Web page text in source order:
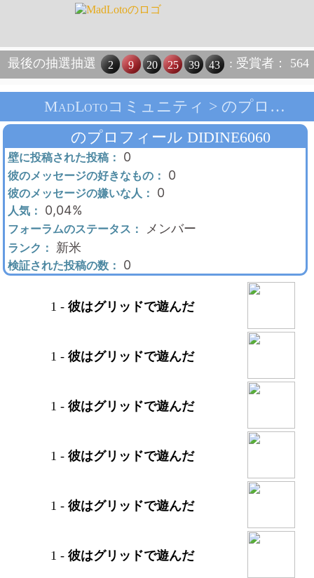
最後の抽選抽選 2 9 20 25 39 43 : 受賞者： 564
MadLotoコミュニティ > のプロフィール Didine6060 > メインページ
のプロフィール DIDINE6060
壁に投稿された投稿： 0
彼のメッセージの好きなもの： 0
彼のメッセージの嫌いな人： 0
人気： 0,04%
フォーラムのステータス： メンバー
ランク： 新米
検証された投稿の数： 0
1 - 彼はグリッドで遊んだ
1 - 彼はグリッドで遊んだ
1 - 彼はグリッドで遊んだ
1 - 彼はグリッドで遊んだ
1 - 彼はグリッドで遊んだ
1 - 彼はグリッドで遊んだ